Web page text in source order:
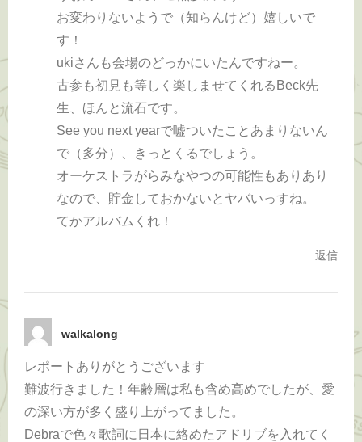
お変わりないようで（知らんけど）嬉しいで
す！
ukiさんも会場のどっかにいたんですねー。
古参も初見も等しく楽しませてくれるBeck先
生、ほんと流石です。
See you next yearで嘘ついたことあまりないん
で（多分）、きっとくるでしょう。
オーケストラがらみなやつの可能性もありあり
なので、貯金しておかないとヤバいっすね。
てかアルバムくれ！
返信
walkalong
レポートありがとうございます
難波行きました！年齢層は私も含め高めでしたが、愛
の深い方が多く盛り上がってました。
Debraで色々歌詞に日本に絡めたアドリブを入れてく